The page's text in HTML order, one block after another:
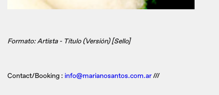
Formato: Artista - Título (Versión) [Sello]
Contact/Booking : info@marianosantos.com.ar///